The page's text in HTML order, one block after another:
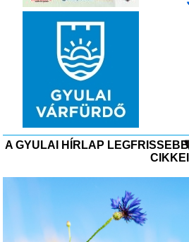
A GYULAI HÍRLAP LEGFRISSEBB
CIKKEI